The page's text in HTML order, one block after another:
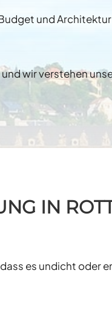
und Architektur
wir verstehen
IN
es undicht oder